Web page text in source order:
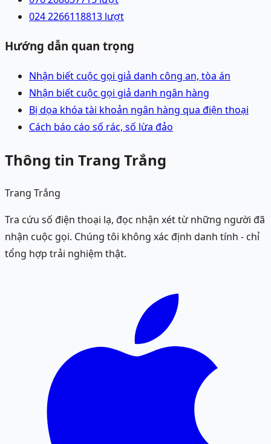
024 2266118813 lượt
Hướng dẫn quan trọng
Nhận biết cuộc gọi giả danh công an, tòa án
Nhận biết cuộc gọi giả danh ngân hàng
Bị dọa khóa tài khoản ngân hàng qua điện thoại
Cách báo cáo số rác, số lừa đảo
Thông tin Trang Trắng
Trang Trắng
Tra cứu số điện thoại lạ, đọc nhận xét từ những người đã
nhận cuộc gọi. Chúng tôi không xác định danh tính - chỉ
tổng hợp trải nghiệm thật.